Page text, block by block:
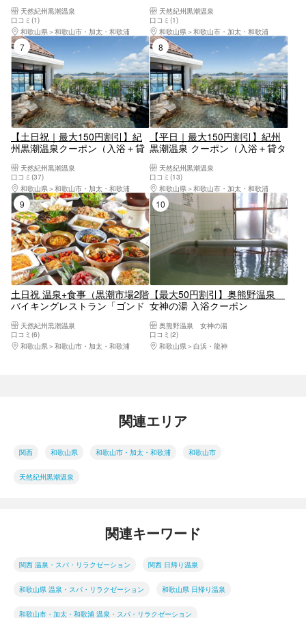
天然紀州黒潮温泉
口コミ(1)
和歌山県
和歌山市・加太・和歌浦
天然紀州黒潮温泉
口コミ(1)
和歌山県
和歌山市・加太・和歌浦
7位
【土日祝｜最大150円割引】紀
州黒潮温泉クーポン（入浴＋貸
イスタオルのみ
天然紀州黒潮温泉
口コミ(37)
和歌山県
和歌山市・加太・和歌浦
8位
【平日｜最大150円割引】紀州
黒潮温泉 クーポン（入浴＋貸タ
タオルのみ
天然紀州黒潮温泉
口コミ(13)
和歌山県
和歌山市・加太・和歌浦
9位
土日祝 温泉+食事（黒潮市場2階
バイキングレストラン「ゴンド
＊利用不可日あり
天然紀州黒潮温泉
口コミ(6)
和歌山県
和歌山市・加太・和歌浦
10位
【最大50円割引】奥熊野温泉
女神の湯 入浴クーポン
奥熊野温泉 女神の湯
口コミ(2)
和歌山県
白浜・龍神
関連エリア
関西 和歌山県 和歌山市・加太・和歌浦 和歌山市
天然紀州黒潮温泉
関連キーワード
関西 温泉・スパ・リラクゼーション 関西 日帰り温泉
和歌山県 温泉・スパ・リラクゼーション 和歌山県 日帰り温泉
和歌山市・加太・和歌浦 温泉・スパ・リラクゼーション